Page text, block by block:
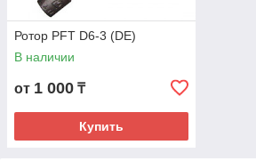
Ротор PFT D6-3 (DE)
В наличии
от 1 000 ₸
Купить